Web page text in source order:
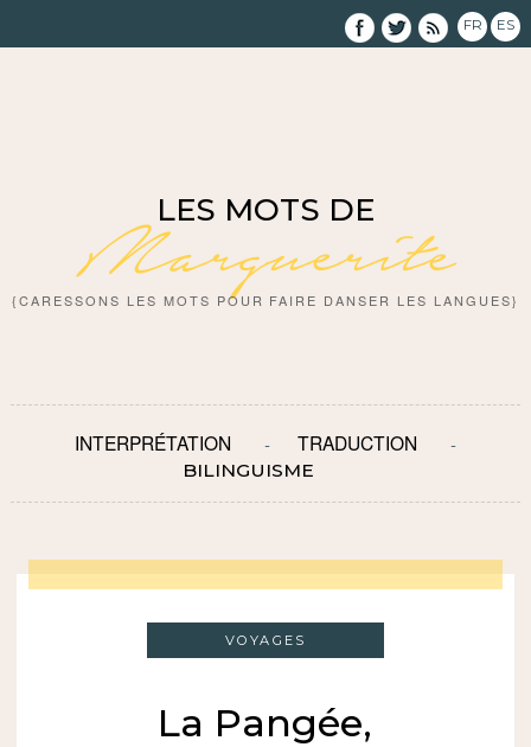
FR ES
LES MOTS DE
Marguerite
{CARESSONS LES MOTS POUR FAIRE DANSER LES LANGUES}
INTERPRÉTATION TRADUCTION
BILINGUISME
VOYAGES
La Pangée,